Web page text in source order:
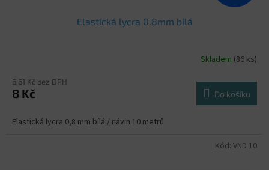
Elastická lycra 0.8mm bílá
Skladem (86 ks)
6,61 Kč bez DPH
8 Kč Do košíku
Elastická lycra 0,8 mm bílá / návin 10 metrů
Kód: VND 10